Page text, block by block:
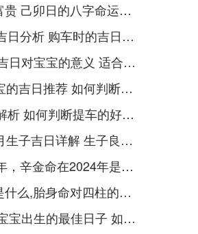
己卯日生人八字富贵 己卯日的八字命运如何
2025年买车提车吉日分析 购车时的吉日与禁忌
2024年农历12月吉日对宝宝的意义 适合龙年宝宝出生的日子有哪些
龙年12月出生宝宝的吉日推荐 如何判断吉日是否适合宝宝
2025年提车吉日解析 如何判断提车的好日子
农历甲辰龙年12月生子吉日详解 生子良辰的影响因素
辛金2024年财官年，辛金命在2024年是财官年还是财印年
八字中的胎命身是什么,胎身命对四柱的影响
2024年农历12月宝宝出生的最佳日子 如何挑选适合的吉日